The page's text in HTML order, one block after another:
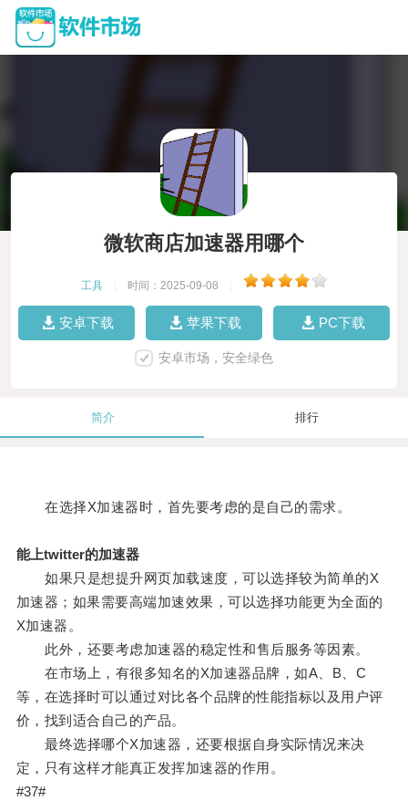
微软商店加速器用哪个
工具 时间：2025-09-08
安卓下载 苹果下载 PC下载
安卓市场，安全绿色
简介 排行
在选择X加速器时，首先要考虑的是自己的需求。
能上twitter的加速器
如果只是想提升网页加载速度，可以选择较为简单的X
加速器；如果需要高端加速效果，可以选择功能更为全面的
X加速器。
此外，还要考虑加速器的稳定性和售后服务等因素。
在市场上，有很多知名的X加速器品牌，如A、B、C
等，在选择时可以通过对比各个品牌的性能指标以及用户评
价，找到适合自己的产品。
最终选择哪个X加速器，还要根据自身实际情况来决
定，只有这样才能真正发挥加速器的作用。
#37#